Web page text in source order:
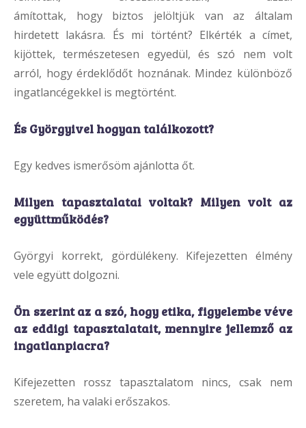
ámítottak, hogy biztos jelöltjük van az általam
hirdetett lakásra. És mi történt? Elkérték a címet,
kijöttek, természetesen egyedül, és szó nem volt
arról, hogy érdeklődőt hoznának. Mindez különböző
ingatlancégekkel is megtörtént.
És Györgyivel hogyan találkozott?
Egy kedves ismerősöm ajánlotta őt.
Milyen tapasztalatai voltak? Milyen volt az
együttműködés?
Györgyi korrekt, gördülékeny. Kifejezetten élmény
vele együtt dolgozni.
Ön szerint az a szó, hogy etika, figyelembe véve
az eddigi tapasztalatait, mennyire jellemző az
ingatlanpiacra?
Kifejezetten rossz tapasztalatom nincs, csak nem
szeretem, ha valaki erőszakos.